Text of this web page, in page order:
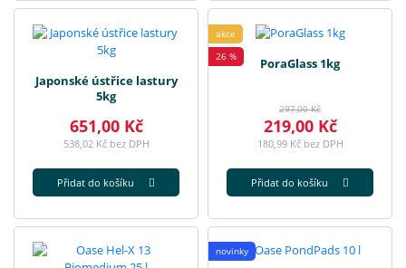
Japonské ústřice lastury
5kg
651,00 Kč
538,02 Kč bez DPH
Přidat do košíku
akce
26 %
PoraGlass 1kg
297,00 Kč
219,00 Kč
180,99 Kč bez DPH
Přidat do košíku
novinky